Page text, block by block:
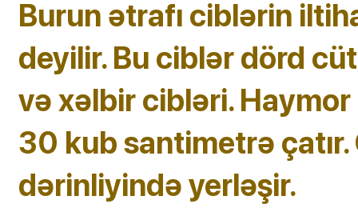
Burun ətrafı ciblərin
deyilir. Bu ciblər dörd
və xəlbir cibləri.
30 kub santimetrə
dərinliyində yerləşir.